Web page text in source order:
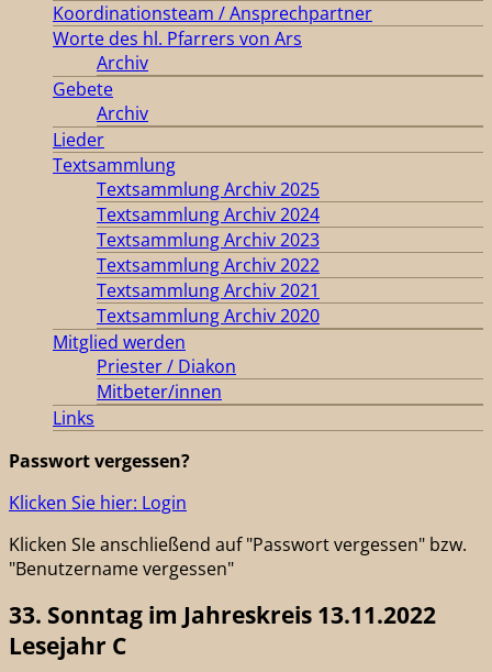
Koordinationsteam / Ansprechpartner
Worte des hl. Pfarrers von Ars
Archiv
Gebete
Archiv
Lieder
Textsammlung
Textsammlung Archiv 2025
Textsammlung Archiv 2024
Textsammlung Archiv 2023
Textsammlung Archiv 2022
Textsammlung Archiv 2021
Textsammlung Archiv 2020
Mitglied werden
Priester / Diakon
Mitbeter/innen
Links
Passwort vergessen?
Klicken Sie hier: Login
Klicken SIe anschließend auf "Passwort vergessen" bzw.
"Benutzername vergessen"
33. Sonntag im Jahreskreis 13.11.2022
Lesejahr C